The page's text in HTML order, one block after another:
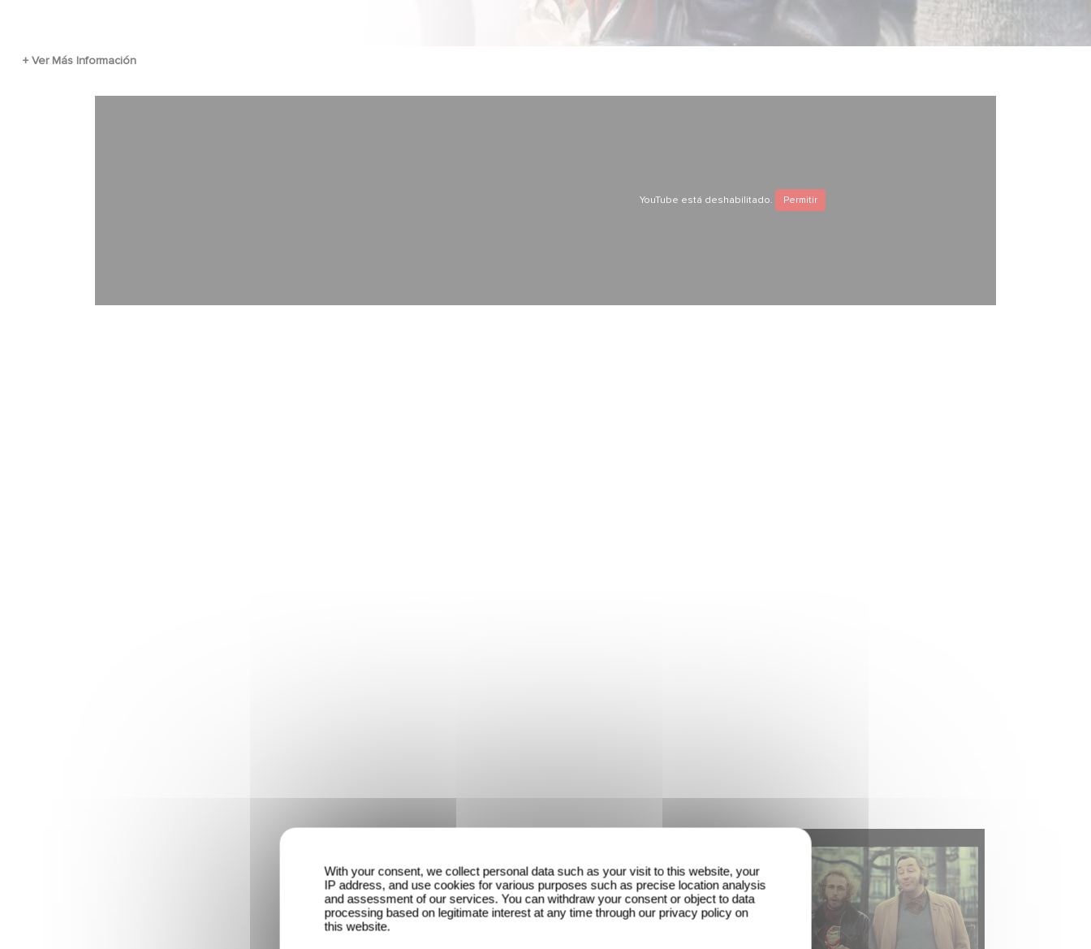
YouTube está deshabilitado. Permitir
With your consent, we collect personal data such as your visit to this website, your
IP address, and use cookies for various purposes such as precise location analysis
and assessment of our services. You can withdraw your consent or object to data
processing based on legitimate interest at any time through our privacy policy on
this website.